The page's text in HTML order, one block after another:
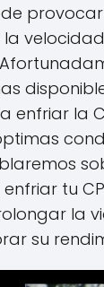
enfriar la
tu
la
su